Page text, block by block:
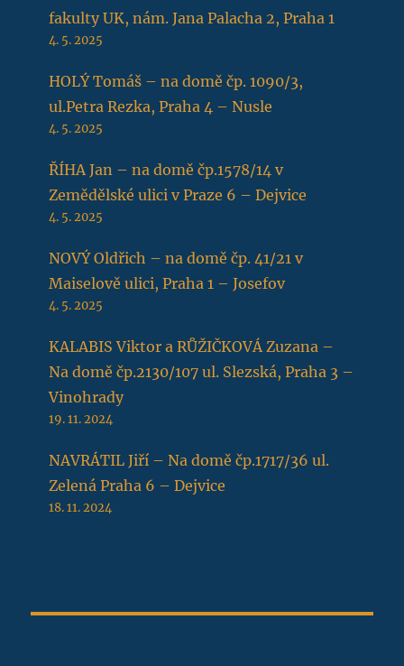
fakulty UK, nám. Jana Palacha 2, Praha 1
4. 5. 2025
HOLÝ Tomáš – na domě čp. 1090/3,
ul.Petra Rezka, Praha 4 – Nusle
4. 5. 2025
ŘÍHA Jan – na domě čp.1578/14 v
Zemědělské ulici v Praze 6 – Dejvice
4. 5. 2025
NOVÝ Oldřich – na domě čp. 41/21 v
Maiselově ulici, Praha 1 – Josefov
4. 5. 2025
KALABIS Viktor a RŮŽIČKOVÁ Zuzana –
Na domě čp.2130/107 ul. Slezská, Praha 3 –
Vinohrady
19. 11. 2024
NAVRÁTIL Jiří – Na domě čp.1717/36 ul.
Zelená Praha 6 – Dejvice
18. 11. 2024